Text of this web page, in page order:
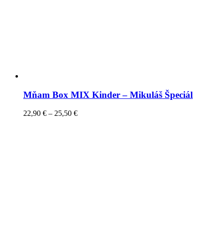
Mňam Box MIX Kinder – Mikuláš Špeciál
22,90 € – 25,50 €